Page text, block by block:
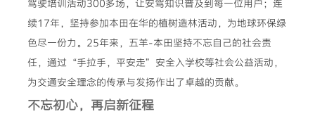
驾驶培训活动300多场，让安驾知识普及到每一位用户；连
续17年，坚持参加本田在华的植树造林活动，为地球环保绿
色尽一份力。25年来，五羊-本田坚持不忘自己的社会责
任，通过“手拉手，平安走”安全入学校等社会公益活动，
为交通安全理念的传承与发扬作出了卓越的贡献。
不忘初心，再启新征程